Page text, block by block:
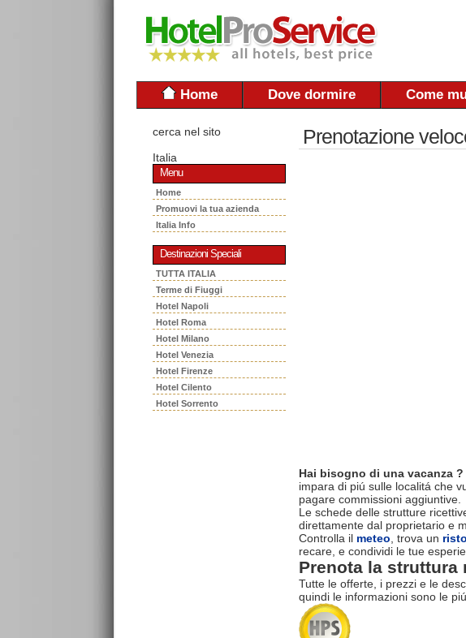
Home Dove dormire Come
cerca nel sito
Italia
Menu
Home
Promuovi la tua azienda
Italia Info
Destinazioni Speciali
TUTTA ITALIA
Terme di Fiuggi
Hotel Napoli
Hotel Roma
Hotel Milano
Hotel Venezia
Hotel Firenze
Hotel Cilento
Hotel Sorrento
Prenotazione
Hai bisogno di una vacanza ?
impara di piú sulle localitá che
pagare commissioni aggiuntive.
Le schede delle strutture
direttamente dal proprietario e
Controlla il meteo , trova un
recare, e condividi le tue
Prenota la struttura
Tutte le offerte, i prezzi e le
quindi le informazioni sono le